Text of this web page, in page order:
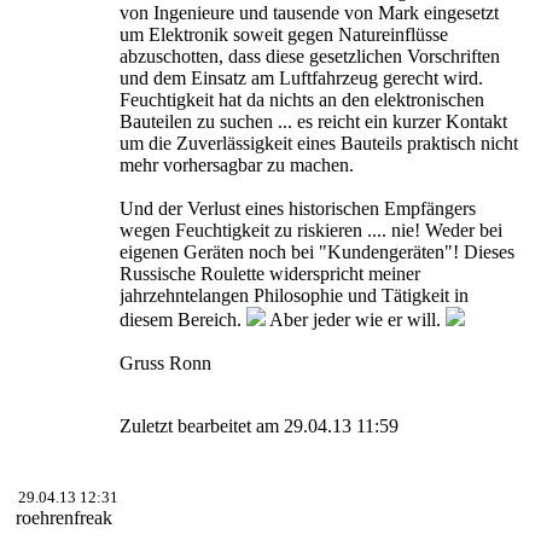
von Ingenieure und tausende von Mark eingesetzt
um Elektronik soweit gegen Natureinflüsse
abzuschotten, dass diese gesetzlichen Vorschriften
und dem Einsatz am Luftfahrzeug gerecht wird.
Feuchtigkeit hat da nichts an den elektronischen
Bauteilen zu suchen ... es reicht ein kurzer Kontakt
um die Zuverlässigkeit eines Bauteils praktisch nicht
mehr vorhersagbar zu machen.
Und der Verlust eines historischen Empfängers
wegen Feuchtigkeit zu riskieren .... nie! Weder bei
eigenen Geräten noch bei "Kundengeräten"! Dieses
Russische Roulette widerspricht meiner
jahrzehntelangen Philosophie und Tätigkeit in
diesem Bereich.
Aber jeder wie er will.
Gruss Ronn
Zuletzt bearbeitet am 29.04.13 11:59
29.04.13 12:31
roehrenfreak